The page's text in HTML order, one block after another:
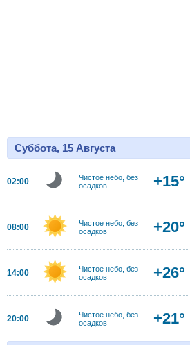
Суббота, 15 Августа
02:00
Чистое небо, без
осадков
+15°
08:00
Чистое небо, без
осадков
+20°
14:00
Чистое небо, без
осадков
+26°
20:00
Чистое небо, без
осадков
+21°